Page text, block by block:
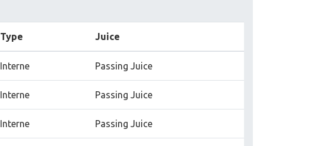
Type Juice
Interne Passing Juice
Interne Passing Juice
Interne Passing Juice